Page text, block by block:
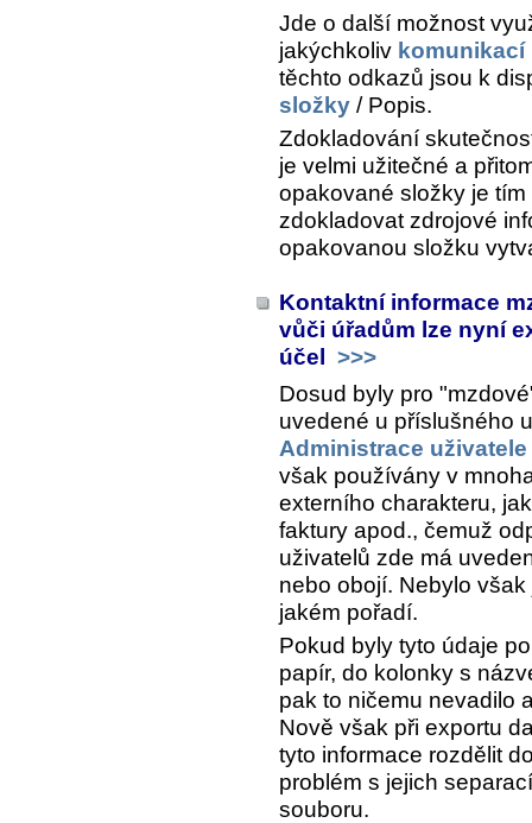
Jde o další možnost
jakýchkoliv komunikací
těchto odkazů jsou k
složky / Popis.
Zdokladování
je velmi užitečné a
opakované složky je
zdokladovat zdrojové
opakovanou složku
Kontaktní informace
vůči úřadům lze nyní
účel >>>
Dosud byly pro
uvedené u příslušného
Administrace uživatele
však používány v
externího charakteru,
faktury apod., čemuž
uživatelů zde má
nebo obojí. Nebylo
jakém pořadí.
Pokud byly tyto údaje
papír, do kolonky s
pak to ničemu nevadilo
Nově však při exportu
tyto informace rozdělit
problém s jejich
souboru.